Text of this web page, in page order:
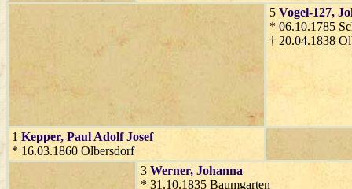
5 Vogel-127,
* 06.10.1785
† 20.04.1838
1 Kepper, Paul Adolf Josef
* 16.03.1860 Olbersdorf
3 Werner, Johanna
* 31.10.1835 Baumgarten